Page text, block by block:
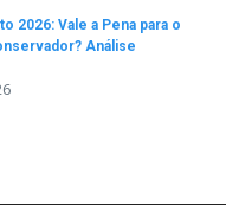
2026: Vale a Pena para o
Análise